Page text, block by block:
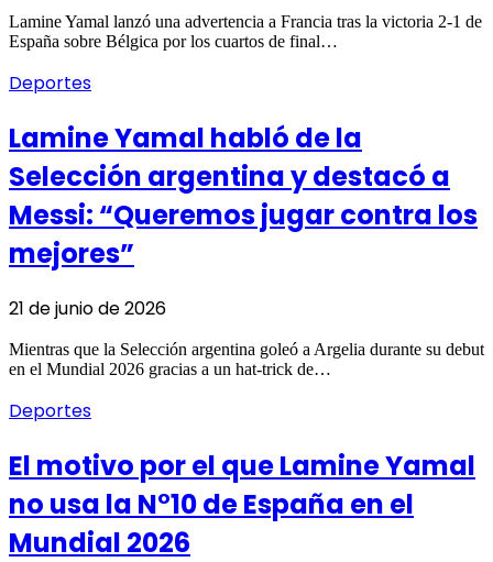
Lamine Yamal lanzó una advertencia a Francia tras la victoria 2-1 de
España sobre Bélgica por los cuartos de final…
Deportes
Lamine Yamal habló de la
Selección argentina y destacó a
Messi: “Queremos jugar contra los
mejores”
21 de junio de 2026
Mientras que la Selección argentina goleó a Argelia durante su debut
en el Mundial 2026 gracias a un hat-trick de…
Deportes
El motivo por el que Lamine Yamal
no usa la N°10 de España en el
Mundial 2026